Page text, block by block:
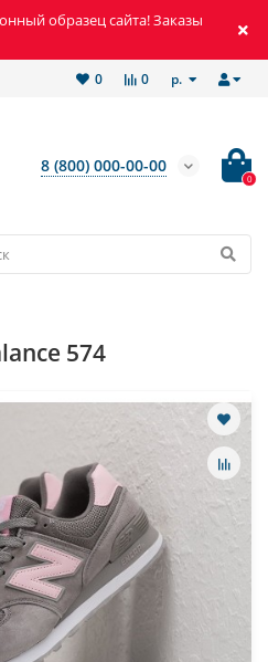
образец сайта! Заказы
р.
0
0
8 (800) 000-00-00
0
574